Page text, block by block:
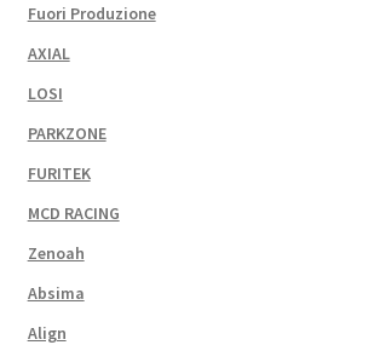
Fuori Produzione
AXIAL
LOSI
PARKZONE
FURITEK
MCD RACING
Zenoah
Absima
Align